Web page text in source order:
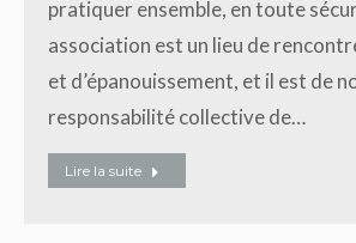
pratiquer ensemble, en toute
association est un lieu de
et d’épanouissement, et il est de
responsabilité collective de…
Lire la suite